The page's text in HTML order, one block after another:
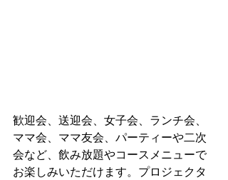
歓迎会、送迎会、女子会、ランチ会、
ママ会、ママ友会、パーティーや二次
会など、飲み放題やコースメニューで
お楽しみいただけます。プロジェクタ